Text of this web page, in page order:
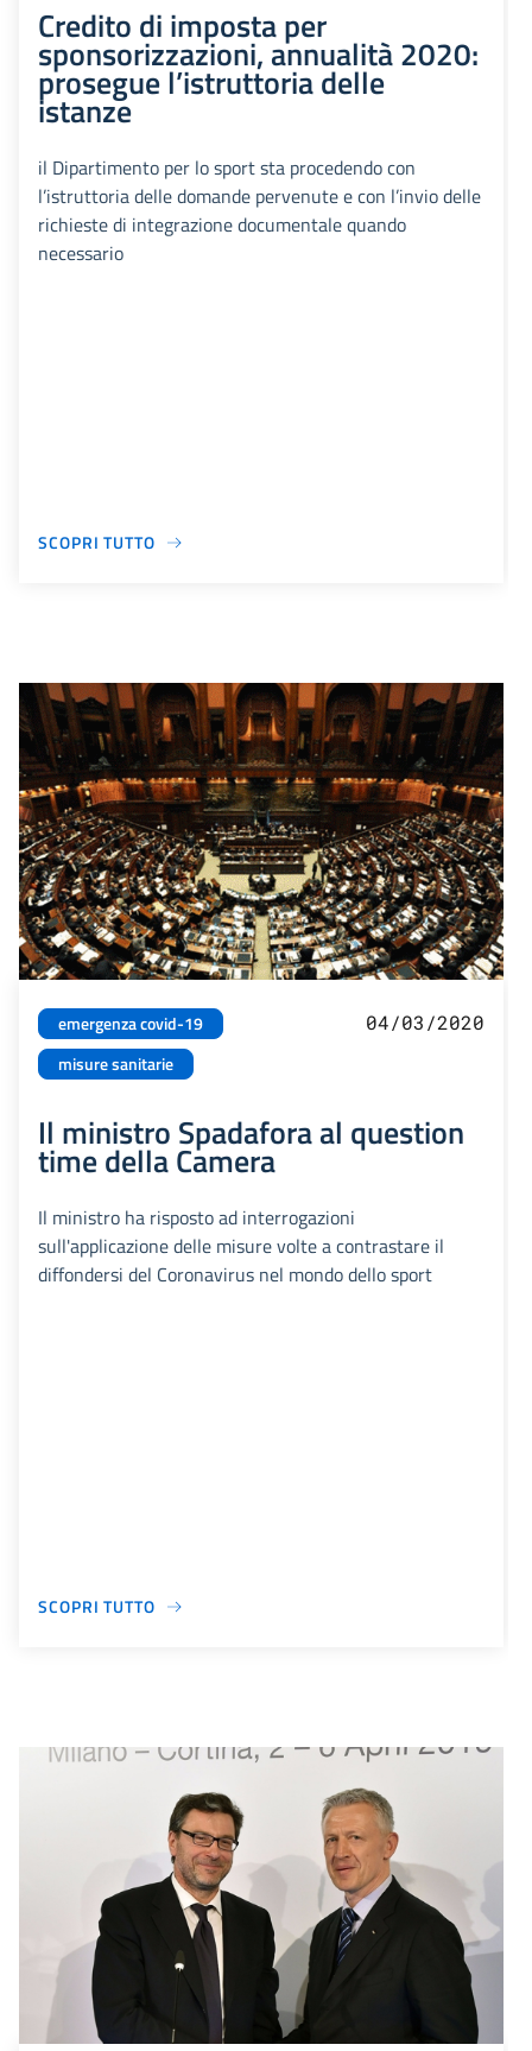
Credito di imposta per
sponsorizzazioni, annualità 2020:
prosegue l’istruttoria delle
istanze
il Dipartimento per lo sport sta procedendo con
l’istruttoria delle domande pervenute e con l’invio delle
richieste di integrazione documentale quando
necessario
SCOPRI TUTTO
emergenza covid-19
misure sanitarie
04/03/2020
Il ministro Spadafora al question
time della Camera
Il ministro ha risposto ad interrogazioni
sull'applicazione delle misure volte a contrastare il
diffondersi del Coronavirus nel mondo dello sport
SCOPRI TUTTO